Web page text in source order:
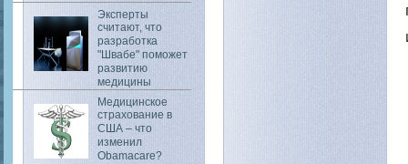
Эксперты
считают, что
разработка
"Швабе" поможет
развитию
медицины
Медицинское
страхование в
США – что
изменил
Obamacare?